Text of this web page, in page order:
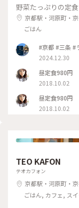
野菜たっぷりの定
京都駅・河原町・
ごはん
#京都 #三条 #
2024.12.30
昼定食980円
2018.10.02
昼定食980円
2018.10.02
TEO KAFON
テオカフォン
京都駅・河原町・
ごはん, カフェ, ス